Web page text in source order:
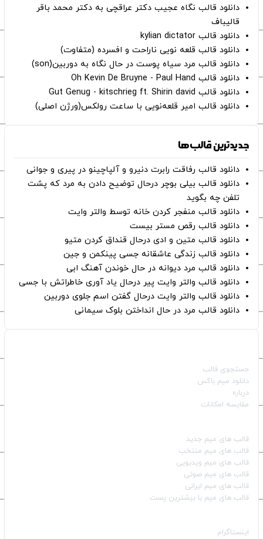
دانلود قالب نگاه عجیب دکتر عراقچی به دکتر محمد باقر
قالیباف
دانلود قالب kylian dictator
دانلود قالب قلعه نویی ناراحت و افسرده (متفاوت)
دانلود قالب مرد سیاه پوست در حال نگاه به دوربین(son)
دانلود قالب Oh Kevin De Bruyne - Paul Hand
دانلود قالب Gut Genug - kitschrieg ft. Shirin david
دانلود قالب امیر قلعه‌نویی با ساعت رولکس(ورژن اصلی)
جدیدترین قالب‌ها
دانلود قالب رفاقت رابرت دنیرو و آلپاچینو در پیری و جوانی
دانلود قالب بیلی بوچر درحال توضیح دادن به مرد که پشت
تلفن چه بگوید
دانلود قالب منفجر کردن خانه توسط والتر وایت
دانلود قالب رقص مستر بیست
دانلود قالب متین و ادی درحال قنداق کردن متیو
دانلود قالب زندگی عاشقانه جسی پینکمن و جین
دانلود قالب مرد دیوانه در حال خوندن آهنگ ابی
دانلود قالب والتر وایت پیر درحال یاد آوری خاطراتش با جسی
دانلود قالب والتر وایت درحال گفتن اسم جلوی دوربین
دانلود قالب مرد در حال انداختن بلوک سیمانی
جستجوی قالب
دانلود میم باکس
درباره
مقایسه امکانات
قالب‌ های میم جدید
قالب‌ های میم منتخب
قالب‌ های میم ویدیویی
قالب‌ های میم صوتی
قالب‌ های میم ایرانی
قالب‌ های میم با بیشترین پست
اینستاگرام